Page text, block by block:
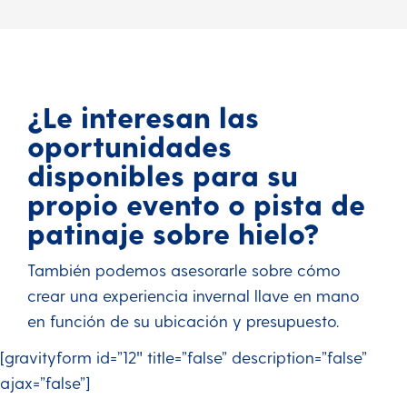
¿Le interesan las
oportunidades
disponibles para su
propio evento o pista de
patinaje sobre hielo?
También podemos asesorarle sobre cómo
crear una experiencia invernal llave en mano
en función de su ubicación y presupuesto.
[gravityform id=”12″ title=”false” description=”false”
ajax=”false”]